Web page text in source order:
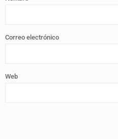
Correo electrónico
Web